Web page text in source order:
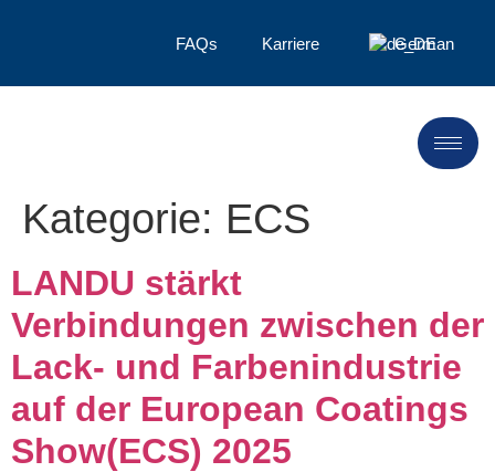
FAQs Karriere German
Kategorie: ECS
LANDU stärkt
Verbindungen zwischen der
Lack- und Farbenindustrie
auf der European Coatings
Show(ECS) 2025